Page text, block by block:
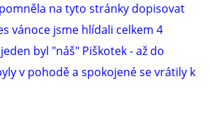
na tyto stránky dopisovat
vánoce jsme hlídali celkem 4
byl "náš" Piškotek - až do
v pohodě a spokojené se vrátily k